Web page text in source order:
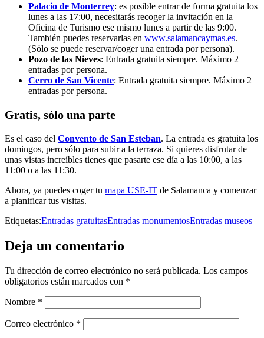
Palacio de Monterrey: es posible entrar de forma gratuita los
lunes a las 17:00, necesitarás recoger la invitación en la
Oficina de Turismo ese mismo lunes a partir de las 9:00.
También puedes reservarlas en www.salamancaymas.es.
(Sólo se puede reservar/coger una entrada por persona).
Pozo de las Nieves: Entrada gratuita siempre. Máximo 2
entradas por persona.
Cerro de San Vicente: Entrada gratuita siempre. Máximo 2
entradas por persona.
Gratis, sólo una parte
Es el caso del Convento de San Esteban. La entrada es gratuita los
domingos, pero sólo para subir a la terraza. Si quieres disfrutar de
unas vistas increíbles tienes que pasarte ese día a las 10:00, a las
11:00 o a las 11:30.
Ahora, ya puedes coger tu mapa USE-IT de Salamanca y comenzar
a planificar tus visitas.
Etiquetas:Entradas gratuitasEntradas monumentosEntradas museos
Deja un comentario
Tu dirección de correo electrónico no será publicada. Los campos
obligatorios están marcados con *
Nombre *
Correo electrónico *